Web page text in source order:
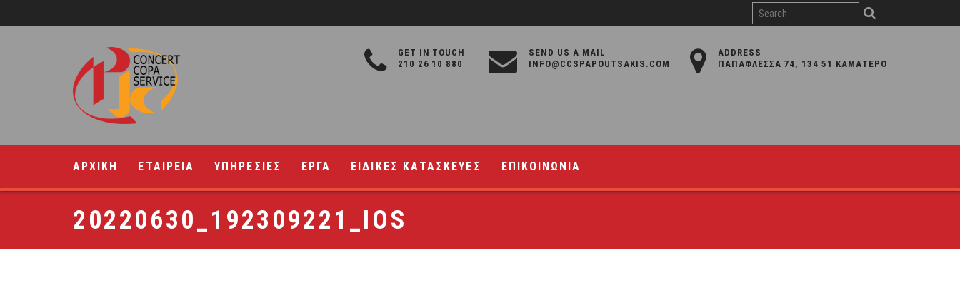
GET IN TOUCH
210 26 10 880
SEND US A MAIL
INFO@CCSPAPOUTSAKIS.COM
ADDRESS
ΠΑΠΑΦΛΈΣΣΑ 74, 134 51 ΚΑΜΑΤΕΡΌ
ΑΡΧΙΚΗ ΕΤΑΙΡΕΙΑ ΥΠΗΡΕΣΙΕΣ ΕΡΓΑ ΕΙΔΙΚΕΣ ΚΑΤΑΣΚΕΥΕΣ ΕΠΙΚΟΙΝΩΝΙΑ
20220630_192309221_IOS